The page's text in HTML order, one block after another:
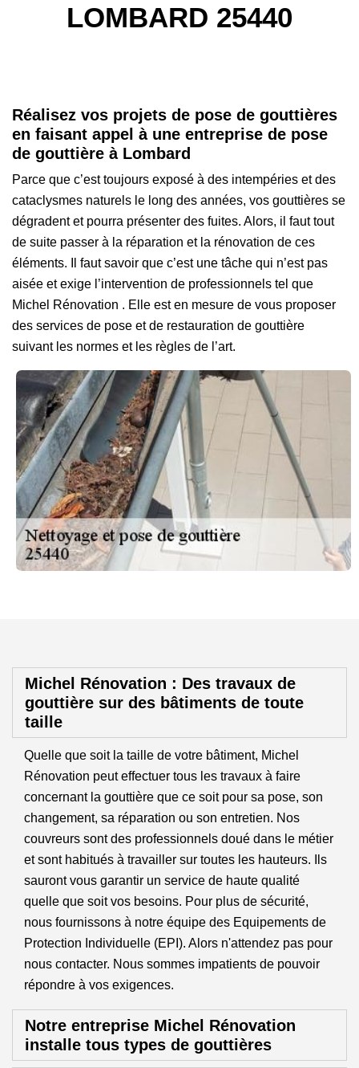
LOMBARD 25440
Réalisez vos projets de pose de gouttières
en faisant appel à une entreprise de pose
de gouttière à Lombard
Parce que c’est toujours exposé à des intempéries et des
cataclysmes naturels le long des années, vos gouttières se
dégradent et pourra présenter des fuites. Alors, il faut tout
de suite passer à la réparation et la rénovation de ces
éléments. Il faut savoir que c’est une tâche qui n’est pas
aisée et exige l’intervention de professionnels tel que
Michel Rénovation . Elle est en mesure de vous proposer
des services de pose et de restauration de gouttière
suivant les normes et les règles de l’art.
Michel Rénovation : Des travaux de
gouttière sur des bâtiments de toute
taille
Quelle que soit la taille de votre bâtiment, Michel
Rénovation peut effectuer tous les travaux à faire
concernant la gouttière que ce soit pour sa pose, son
changement, sa réparation ou son entretien. Nos
couvreurs sont des professionnels doué dans le métier
et sont habitués à travailler sur toutes les hauteurs. Ils
sauront vous garantir un service de haute qualité
quelle que soit vos besoins. Pour plus de sécurité,
nous fournissons à notre équipe des Equipements de
Protection Individuelle (EPI). Alors n'attendez pas pour
nous contacter. Nous sommes impatients de pouvoir
répondre à vos exigences.
Notre entreprise Michel Rénovation
installe tous types de gouttières